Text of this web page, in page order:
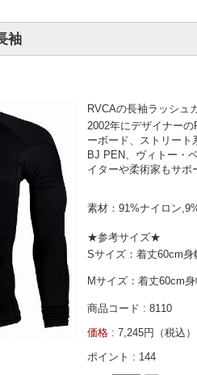
袖
RVCAの長袖ラッシュ
2002年にデザイナー
ーボード、ストリート
BJ PEN、ヴィトー・
イターや柔術家もサポ
素材：91%ナイロン
★参考サイズ★
Sサイズ：着丈60cm
Mサイズ：着丈60cm
商品コード : 8110
価格 : 7,245円（税込）
ポイント : 144